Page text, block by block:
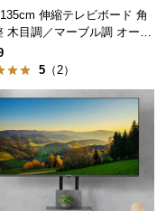
ン
ーク。家具の本
伸縮テレビボード 角
木目調／マーブル調 オープ
き コンパクト
5 （2）